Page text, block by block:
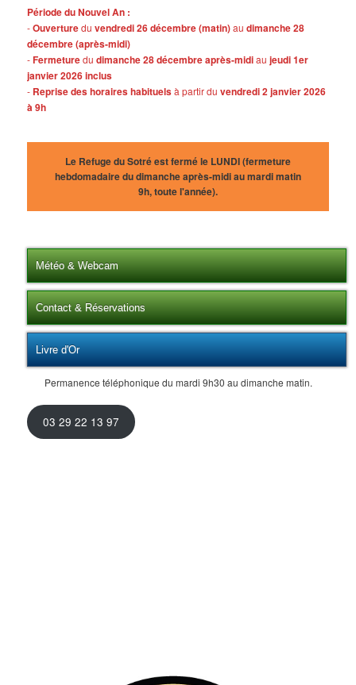
Période du Nouvel An :
-Ouvertureduvendredi 26 décembre (matin)audimanche 28
décembre (après-midi)
-Fermeturedudimanche 28 décembre après-midiaujeudi 1er
janvier 2026 inclus
- Reprise des horaires habituelsà partir duvendredi 2 janvier 2026
à 9h
Le Refuge du Sotré est fermé le LUNDI (fermeture
hebdomadaire du dimanche après-midi au mardi matin
9h, toute l'année).
Météo & Webcam
Contact & Réservations
Livre d'Or
Permanence téléphonique du mardi 9h30 au dimanche matin.
03 29 22 13 97